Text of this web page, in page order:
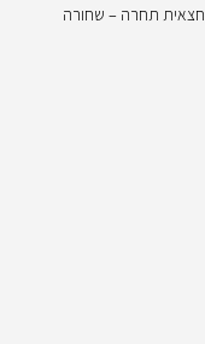
חצאית תחרה – שחורה